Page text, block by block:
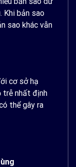
Khi bản sao
sao khác vẫn
cơ sở hạ
trễ nhất định
thể gây ra